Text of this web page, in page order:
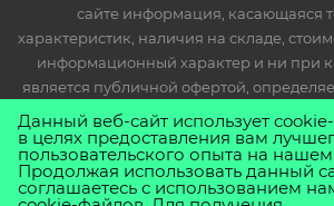
сайте информация, касающаяся
характеристик, наличия на складе,
информационный характер и ни при
является публичной офертой,
Статьи 437(2) Гражданского
Данный веб-сайт использует
в целях предоставления вам
пользовательского опыта на нашем
Продолжая использовать данный
соглашаетесь с использованием